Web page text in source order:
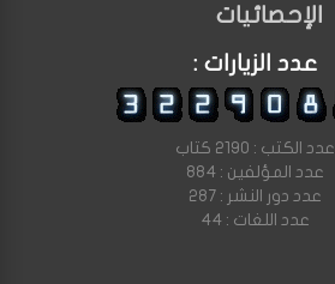
الإحصائيات
عدد الزيارات :
عدد الكتب : 2190 كتاب
عدد المؤلفين : 884
عدد دور النشر : 287
عدد اللغات : 44